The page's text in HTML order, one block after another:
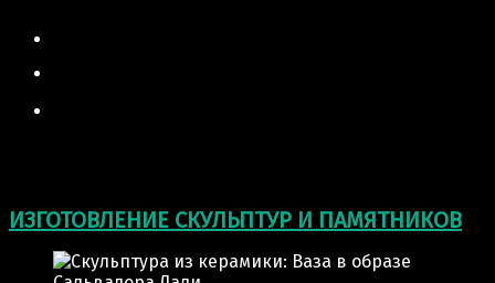
ИЗГОТОВЛЕНИЕ СКУЛЬПТУР И ПАМЯТНИКОВ